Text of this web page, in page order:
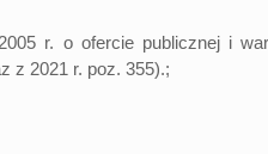
r. o ofercie publicznej i
z 2021 r. poz. 355).;